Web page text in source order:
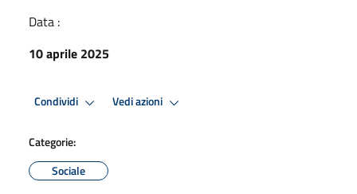
Data :
10 aprile 2025
Condividi Vedi azioni
Categorie:
Sociale